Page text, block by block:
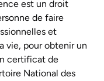
est un droit
de faire
et
vie, pour obtenir un
certificat de
National des